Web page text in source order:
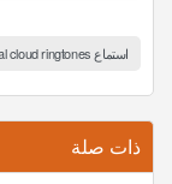
استماع awakening instrumental cloud ringtones
ذات صلة